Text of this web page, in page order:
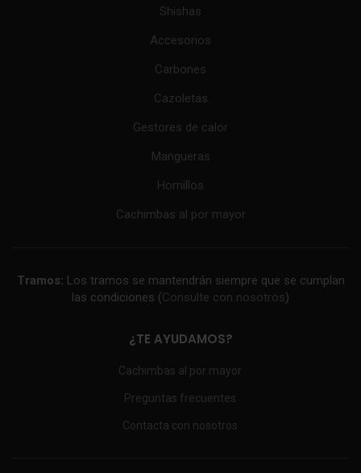
Shishas
Accesorios
Carbones
Cazoletas
Gestores de calor
Mangueras
Hornillos
Cachimbas al por mayor
Tramos: Los tramos se mantendrán siempre que se cumplan
las condiciones (Consulte con nosotros)
¿TE AYUDAMOS?
Cachimbas al por mayor
Preguntas frecuentes
Contacta con nosotros